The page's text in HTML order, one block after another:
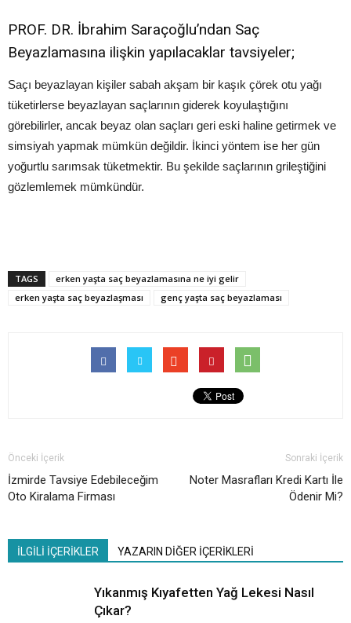
PROF. DR. İbrahim Saraçoğlu’ndan Saç
Beyazlamasına ilişkin yapılacaklar tavsiyeler;
Saçı beyazlayan kişiler sabah akşam bir kaşık çörek otu yağı
tüketirlerse beyazlayan saçlarının giderek koyulaştığını
görebilirler, ancak beyaz olan saçları geri eski haline getirmek ve
simsiyah yapmak mümkün değildir. İkinci yöntem ise her gün
yoğurtlu sarımsak tüketmektir. Bu şekilde saçlarının grileştiğini
gözlemlemek mümkündür.
TAGS
erken yaşta saç beyazlamasına ne iyi gelir
erken yaşta saç beyazlaşması
genç yaşta saç beyazlaması
Önceki İçerik
İzmirde Tavsiye Edebileceğim
Oto Kiralama Firması
Sonraki İçerik
Noter Masrafları Kredi Kartı İle
Ödenir Mi?
İLGİLİ İÇERİKLER YAZARIN DİĞER İÇERİKLERİ
Yıkanmış Kıyafetten Yağ Lekesi Nasıl
Çıkar?